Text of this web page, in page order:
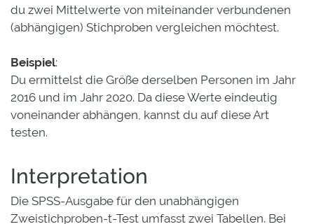
du zwei Mittelwerte von miteinander verbundenen
(abhängigen) Stichproben vergleichen möchtest.
Beispiel:
Du ermittelst die Größe derselben Personen im Jahr
2016 und im Jahr 2020. Da diese Werte eindeutig
voneinander abhängen, kannst du auf diese Art
testen.
Interpretation
Die SPSS-Ausgabe für den unabhängigen
Zweistichproben-t-Test umfasst zwei Tabellen. Bei